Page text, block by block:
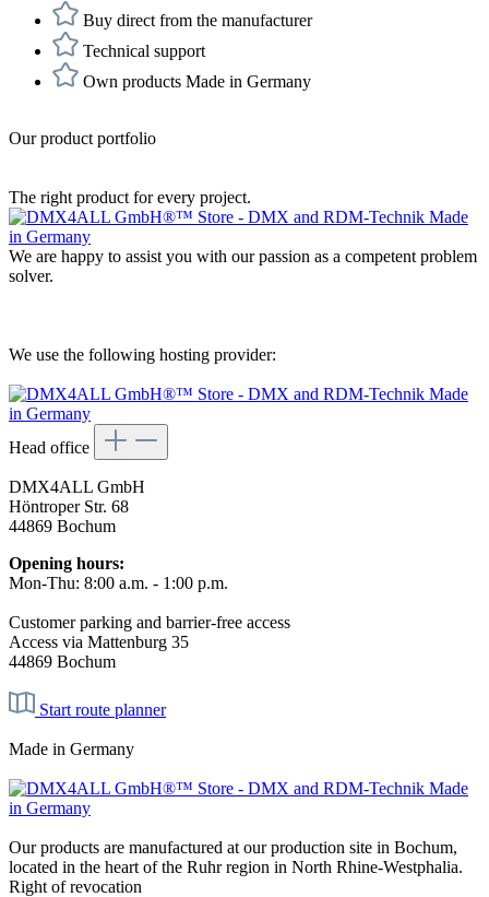
Buy direct from the manufacturer
Technical support
Own products Made in Germany
Our product portfolio
The right product for every project.
We are happy to assist you with our passion as a competent problem
solver.
We use the following hosting provider:
Head office
DMX4ALL GmbH
Höntroper Str. 68
44869 Bochum
Opening hours:
Mon-Thu: 8:00 a.m. - 1:00 p.m.
Customer parking and barrier-free access
Access via Mattenburg 35
44869 Bochum
Start route planner
Made in Germany
Our products are manufactured at our production site in Bochum,
located in the heart of the Ruhr region in North Rhine-Westphalia.
Right of revocation